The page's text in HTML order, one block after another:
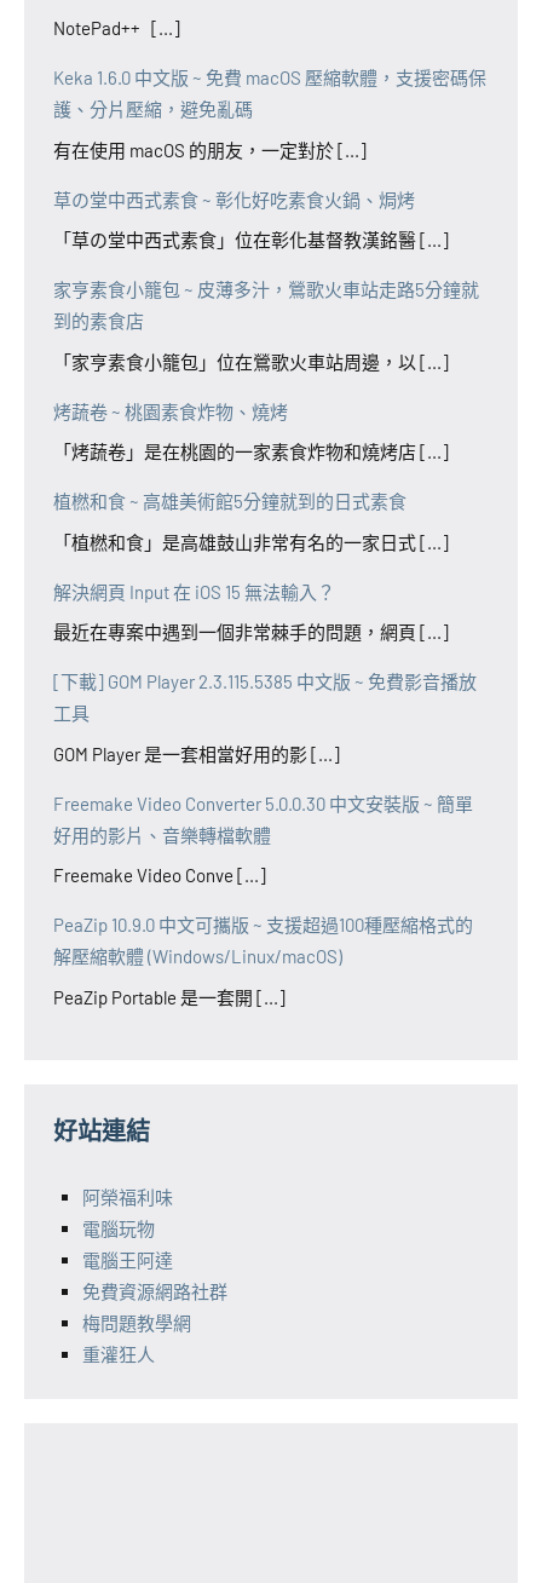
NotePad++ [...]
Keka 1.6.0 中文版 ~ 免費 macOS 壓縮軟體，支援密碼保
護、分片壓縮，避免亂碼
有在使用 macOS 的朋友，一定對於 [...]
草の堂中西式素食 ~ 彰化好吃素食火鍋、焗烤
「草の堂中西式素食」位在彰化基督教漢銘醫 [...]
家亨素食小籠包 ~ 皮薄多汁，鶯歌火車站走路5分鐘就
到的素食店
「家亨素食小籠包」位在鶯歌火車站周邊，以 [...]
烤蔬卷 ~ 桃園素食炸物、燒烤
「烤蔬卷」是在桃園的一家素食炸物和燒烤店 [...]
植橪和食 ~ 高雄美術館5分鐘就到的日式素食
「植橪和食」是高雄鼓山非常有名的一家日式 [...]
解決網頁 Input 在 iOS 15 無法輸入？
最近在專案中遇到一個非常棘手的問題，網頁 [...]
[下載] GOM Player 2.3.115.5385 中文版 ~ 免費影音播放
工具
GOM Player 是一套相當好用的影 [...]
Freemake Video Converter 5.0.0.30 中文安裝版 ~ 簡單
好用的影片、音樂轉檔軟體
Freemake Video Conve [...]
PeaZip 10.9.0 中文可攜版 ~ 支援超過100種壓縮格式的
解壓縮軟體 (Windows/Linux/macOS)
PeaZip Portable 是一套開 [...]
好站連結
阿榮福利味
電腦玩物
電腦王阿達
免費資源網路社群
梅問題教學網
重灌狂人